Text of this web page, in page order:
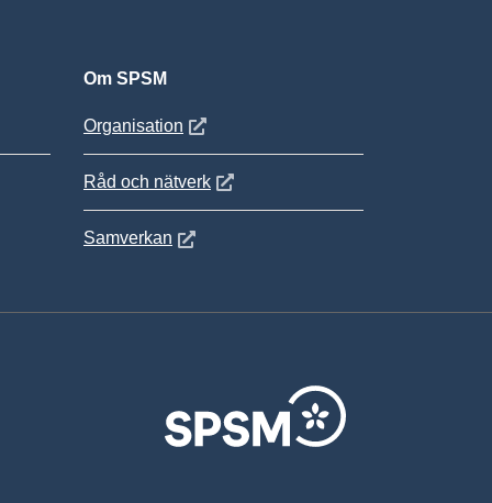
Om SPSM
Organisation Öppnas i nytt fönster
Råd och nätverkÖppnas i nytt fönster
Samverkan Öppnas i nytt fönster